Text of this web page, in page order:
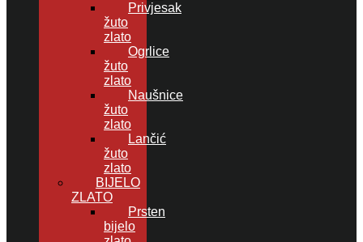
Privjesak
žuto
zlato
Ogrlice
žuto
zlato
Naušnice
žuto
zlato
Lančić
žuto
zlato
BIJELO
ZLATO
Prsten
bijelo